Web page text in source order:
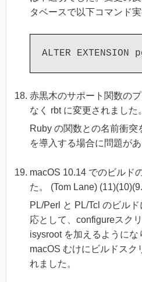
タベースで以下コマンド実
赤黒木のサポート関数の
なく rbt に変更されました
Ruby の関数との名前衝
を導入する場合に問題があ
macOS 10.14 でのビルド
た。 (Tom Lane)
PL/Perl と PL/Tcl のビル
応として、configureスク
isysroot を加えるようにな
macOS むけにビルドスク
れました。